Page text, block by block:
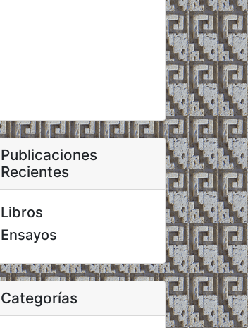
Publicaciones
Recientes
Libros
Ensayos
Categorías